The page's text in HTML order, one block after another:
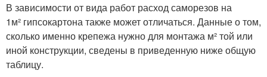
В зависимости от вида работ расход саморезов на
1м² гипсокартона также может отличаться. Данные о том,
сколько именно крепежа нужно для монтажа м² той или
иной конструкции, сведены в приведенную ниже общую
таблицу.